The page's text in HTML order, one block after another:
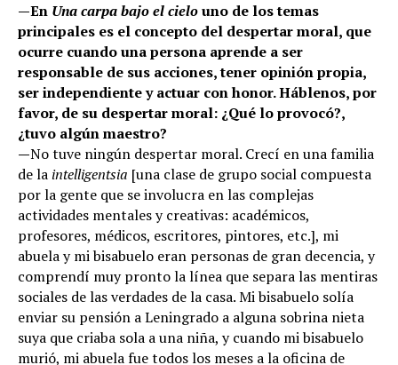
—En Una carpa bajo el cielouno de los temas
principales es el concepto del despertar moral, que
ocurre cuando una persona aprende a ser
responsable de sus acciones, tener opinión propia,
ser independiente y actuar con honor. Háblenos, por
favor, de su despertar moral: ¿Qué lo provocó?,
¿tuvo algún maestro?
—No tuve ningún despertar moral. Crecí en una familia
de la intelligentsia [una clase de grupo social compuesta
por la gente que se involucra en las complejas
actividades mentales y creativas: académicos,
profesores, médicos, escritores, pintores, etc.], mi
abuela y mi bisabuelo eran personas de gran decencia, y
comprendí muy pronto la línea que separa las mentiras
sociales de las verdades de la casa. Mi bisabuelo solía
enviar su pensión a Leningrado a alguna sobrina nieta
suya que criaba sola a una niña, y cuando mi bisabuelo
murió, mi abuela fue todos los meses a la oficina de